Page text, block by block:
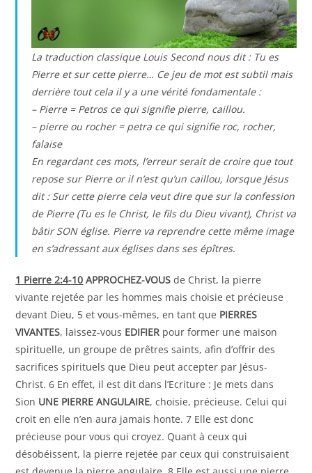
La traduction classique Louis Second nous dit : Tu es
Pierre et sur cette pierre… Ce jeu de mot est subtil mais
derrière tout cela il y a une vérité fondamentale :
– Pierre = Petros ce qui signifie pierre, caillou.
– pierre ou rocher = petra ce qui signifie roc, rocher,
falaise
En regardant ces mots, l’erreur serait de croire que tout
repose sur Pierre or il n’est qu’un caillou, lorsque Jésus
dit : Sur cette pierre cela veut dire que sur la confession
de Pierre (Tu es le Christ, le fils du Dieu vivant), Christ va
bâtir SON église. Pierre va reprendre cette même image
en s’adressant aux églises dans ses épîtres.
1 Pierre 2:4-10 APPROCHEZ-VOUS de Christ, la pierre
vivante rejetée par les hommes mais choisie et précieuse
devant Dieu, 5 et vous-mêmes, en tant que PIERRES
VIVANTES, laissez-vous EDIFIER pour former une maison
spirituelle, un groupe de prêtres saints, afin d’offrir des
sacrifices spirituels que Dieu peut accepter par Jésus-
Christ. 6 En effet, il est dit dans l’Ecriture : Je mets dans
Sion UNE PIERRE ANGULAIRE, choisie, précieuse. Celui qui
croit en elle n’en aura jamais honte. 7 Elle est donc
précieuse pour vous qui croyez. Quant à ceux qui
désobéissent, la pierre rejetée par ceux qui construisaient